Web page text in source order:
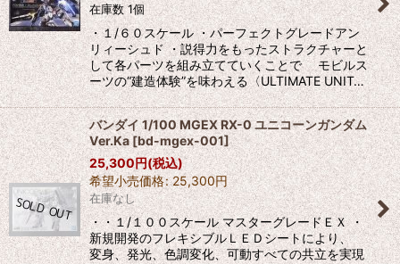
在庫数 1個
・１/６０スケール ・パーフェクトグレードアン
リィーシュド ・説得力をもったストラクチャーと
して各パーツを組み立てていくことで モビルス
ーツの“建造体験”を味わえる〈ULTIMATE UNIT…
バンダイ 1/100 MGEX RX-0 ユニコーンガンダム
Ver.Ka[bd-mgex-001]
25,300円(税込)
希望小売価格: 25,300円
在庫なし
・・１/１００スケール マスターグレードＥＸ ・
新規開発のフレキシブルＬＥＤシートにより、
変身、発光、色調変化、可動すべての共立を実現